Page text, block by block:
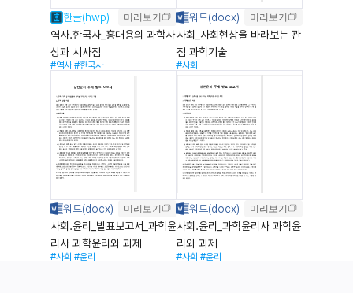
미리보기
역사.한국사_홍대용의 과학사
상과 시사점
#역사 #한국사
미리보기
사회_사회현상을 바라보는 관
점 과학기술
#사회
미리보기
사회.윤리_발표보고서_과학윤
리사 과학윤리와 과제
#사회 #윤리
미리보기
사회.윤리_과학윤리사 과학윤
리와 과제
#사회 #윤리